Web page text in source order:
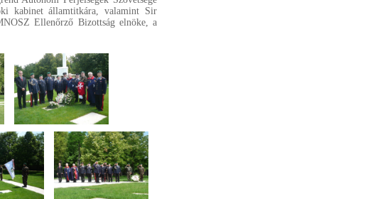
kabinet államtitkára, valamint Sir
Ellenőrző Bizottság elnöke, a